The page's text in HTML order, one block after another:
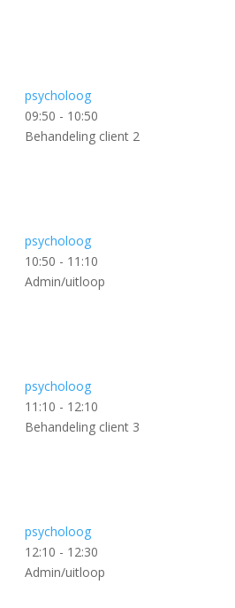
psycholoog
09:50 - 10:50
Behandeling client 2
psycholoog
10:50 - 11:10
Admin/uitloop
psycholoog
11:10 - 12:10
Behandeling client 3
psycholoog
12:10 - 12:30
Admin/uitloop